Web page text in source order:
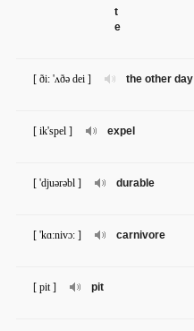
t
e
the other day
[ ði: 'ʌðə dei ]
expel
[ ik'spel ]
durable
[ 'djuərəbl ]
carnivore
[ 'kɑ:nivɔ: ]
pit
[ pit ]